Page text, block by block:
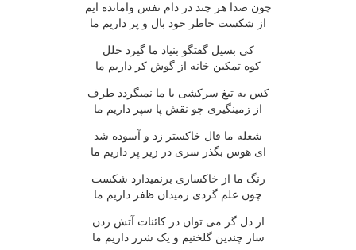
چون صدا هر چند در دام نفس وامانده ايم
از شکست خاطر خود بال و پر داريم ما
کى بسيل گفتگو بنياد ما گيرد خلل
کوه تمکين خانه از گوش کر داريم ما
کس به تيغ سرکشى با ما نميگردد طرف
از زمينگيرى چو نقش پا سپر داريم ما
شعله ما فال خاکستر زد و آسوده شد
اى هوس بگذر سرى در زير پر داريم ما
رنگ ما از خاکسارى برنميدارد شکست
چون علم گردى زميدان ظفر داريم ما
از دل گر مى توان در کائنات آتش زدن
ساز چندين گلخنيم و يک شرر داريم ما